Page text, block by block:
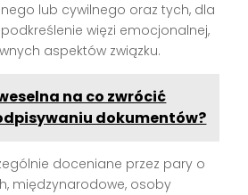
lub cywilnego oraz tych, dla
więzi emocjonalnej,
aspektów związku.
na co zwrócić
dokumentów?
doceniane przez pary o
międzynarodowe, osoby